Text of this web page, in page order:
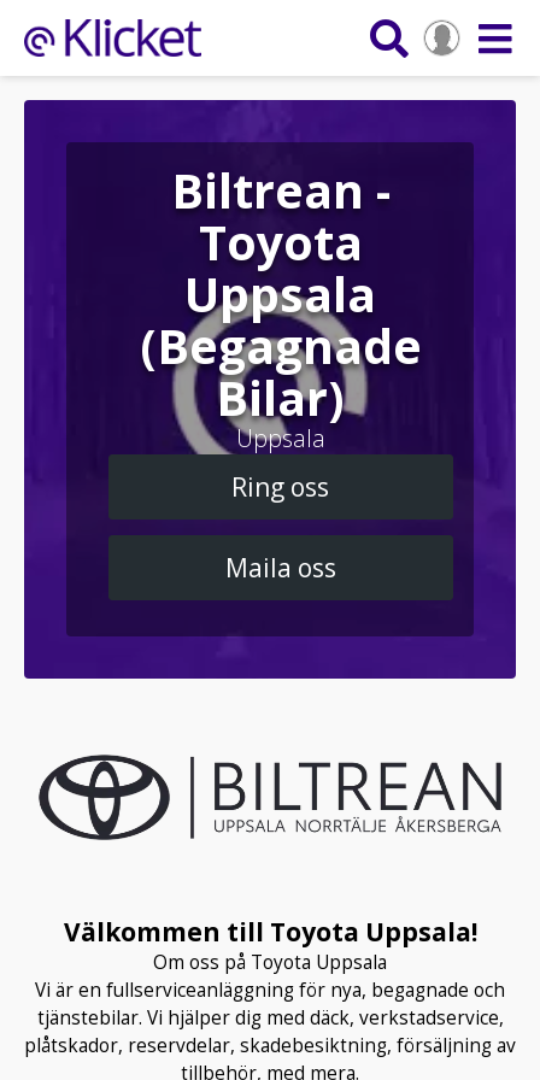
Biltrean -
Toyota
Uppsala
(Begagnade
Bilar)
Uppsala
Ring oss
Maila oss
Välkommen till Toyota Uppsala!
Om oss på Toyota Uppsala
Vi är en fullserviceanläggning för nya, begagnade och
tjänstebilar. Vi hjälper dig med däck, verkstadservice,
plåtskador, reservdelar, skadebesiktning, försäljning av
tillbehör, med mera.